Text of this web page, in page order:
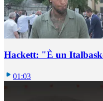
Hackett: "È un
01:03